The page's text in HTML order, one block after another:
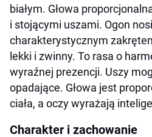
białym. Głowa
i stojącymi uszami. Ogon
charakterystycznym
lekki i zwinny. To rasa o
wyraźnej prezencji. Uszy
opadające. Głowa jest
ciała, a oczy wyrażają
Charakter i zachowanie